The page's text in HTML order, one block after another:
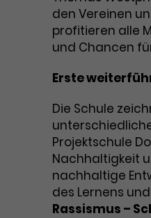
den Vereinen
profitieren alle
und Chancen
Erste
Die Schule
Projektschule
Nachhaltigkeit
nachhaltige
des Lernens
Rassismus –